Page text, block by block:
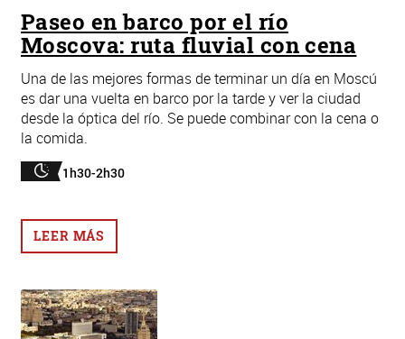
Paseo en barco por el río
Moscova: ruta fluvial con cena
Una de las mejores formas de terminar un día en Moscú
es dar una vuelta en barco por la tarde y ver la ciudad
desde la óptica del río. Se puede combinar con la cena o
la comida.
1h30-2h30
LEER MÁS